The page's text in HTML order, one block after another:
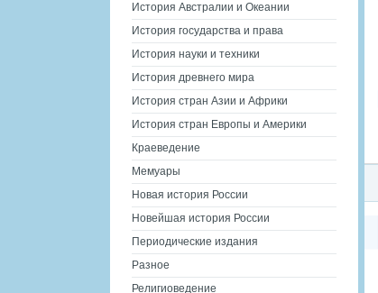
История Австралии и Океании
История государства и права
История науки и техники
История древнего мира
История стран Азии и Африки
История стран Европы и Америки
Краеведение
Мемуары
Новая история России
Новейшая история России
Периодические издания
Разное
Религиоведение